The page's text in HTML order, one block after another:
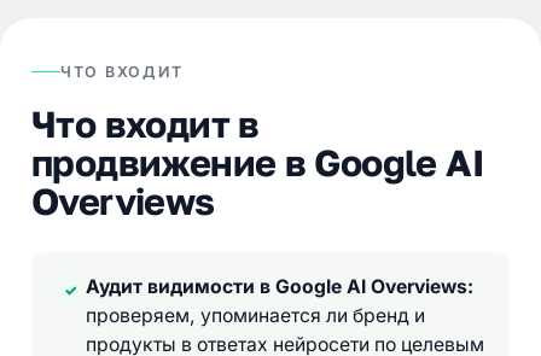
ЧТО ВХОДИТ
Что входит в
продвижение в Google AI
Overviews
✓ Аудит видимости в Google AI Overviews:
проверяем, упоминается ли бренд и
продукты в ответах нейросети по целевым